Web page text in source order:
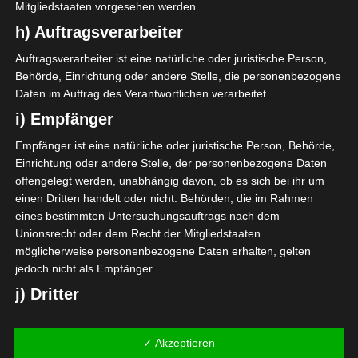
Zubereitung Hefeteig:
Mehl, Hefe und Zucker in eine
Rührschüssel geben.
Milch und Butter auf dem Herd
vorsichtig erwärmen. Die
lauwarme Milch-Butter
Mischung zum Mehl geben. Im
Anschluss das Ei und eine Prise
Mehlmasse mit einem
Mitgliedstaaten vorgesehen werden.
h) Auftragsverarbeiter
Auftragsverarbeiter ist eine natürliche oder juristische Person,
Behörde, Einrichtung oder andere Stelle, die personenbezogene
Daten im Auftrag des Verantwortlichen verarbeitet.
i) Empfänger
Empfänger ist eine natürliche oder juristische Person, Behörde,
Einrichtung oder andere Stelle, der personenbezogene Daten
offengelegt werden, unabhängig davon, ob es sich bei ihr um
einen Dritten handelt oder nicht. Behörden, die im Rahmen
eines bestimmten Untersuchungsauftrags nach dem
Unionsrecht oder dem Recht der Mitgliedstaaten
möglicherweise personenbezogene Daten erhalten, gelten
jedoch nicht als Empfänger.
j) Dritter
Einrichtung oder andere Stelle außer der betroffenen Person,
✓ Akzeptieren